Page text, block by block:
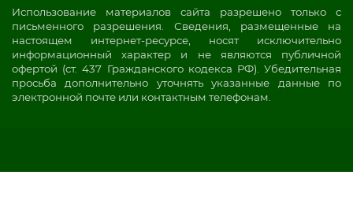
Использование материалов сайта разрешено только с
письменного разрешения. Сведения, размещенные на
настоящем интернет-ресурсе, носят исключительно
информационный характер и не являются публичной
офертой (ст. 437 Гражданского кодекса РФ). Убедительная
просьба дополнительно уточнять указанные данные по
электронной почте или контактным телефонам.